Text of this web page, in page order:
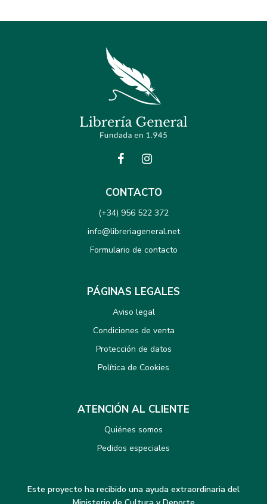
CONTACTO
(+34) 956 522 372
info@libreriageneral.net
Formulario de contacto
PÁGINAS LEGALES
Aviso legal
Condiciones de venta
Protección de datos
Política de Cookies
ATENCIÓN AL CLIENTE
Quiénes somos
Pedidos especiales
Este proyecto ha recibido una ayuda extraordinaria del